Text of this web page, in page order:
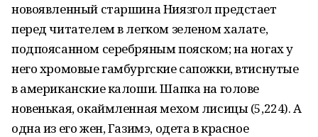
новоявленный старшина Ниязгол предстает
перед читателем в легком зеленом халате,
подпоясанном серебряным пояском; на ногах у
него хромовые гамбургские сапожки, втиснутые
в американские калоши. Шапка на голове
новенькая, окаймленная мехом лисицы (5,224). А
одна из его жен, Газимэ, одета в красное